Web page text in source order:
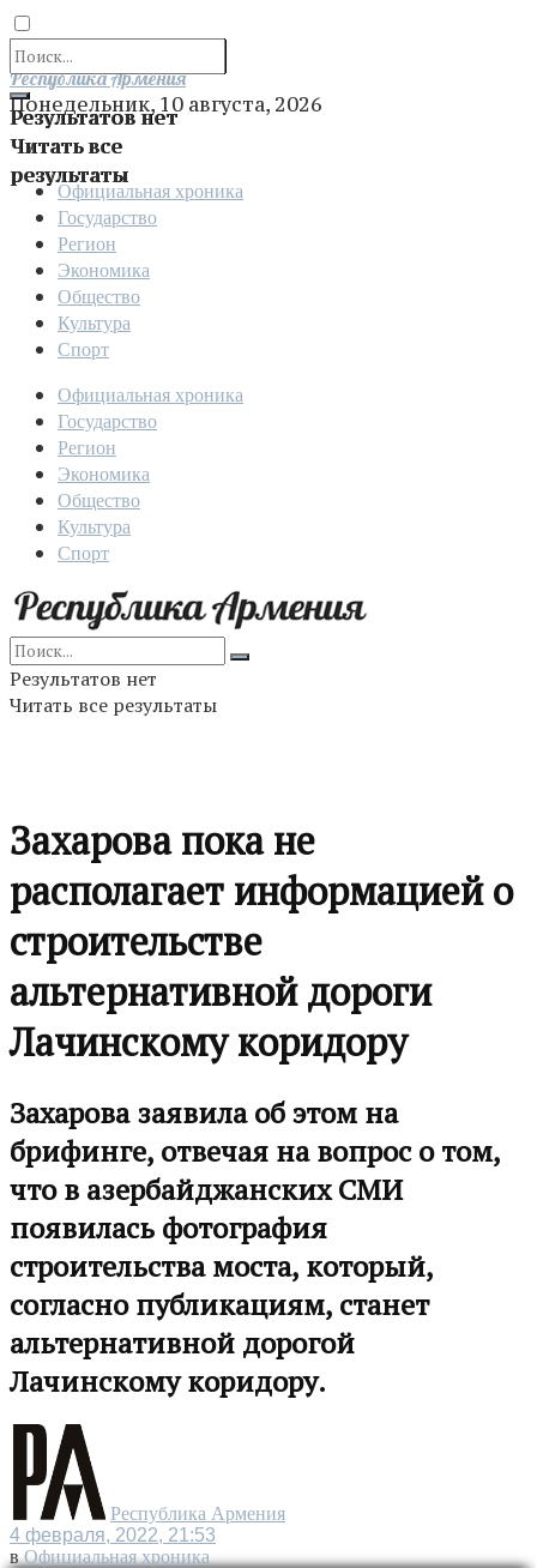
Результатов нет
Читать все
результаты
Отправить
Республика Армения
Понедельник, 10 августа, 2026
Официальная хроника
Государство
Регион
Экономика
Общество
Культура
Спорт
Официальная хроника
Государство
Регион
Экономика
Общество
Культура
Спорт
Результатов нет
Читать все результаты
Захарова пока не
располагает информацией о
строительстве
альтернативной дороги
Лачинскому коридору
Захарова заявила об этом на
брифинге, отвечая на вопрос о том,
что в азербайджанских СМИ
появилась фотография
строительства моста, который,
согласно публикациям, станет
альтернативной дорогой
Лачинскому коридору.
Республика Армения
4 февраля, 2022, 21:53
в Официальная хроника